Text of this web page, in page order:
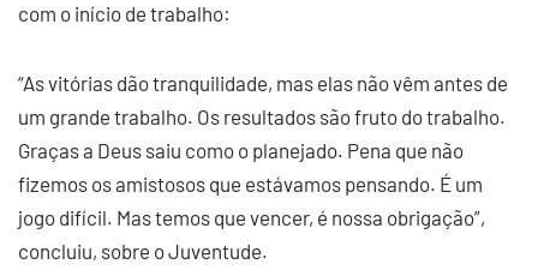
com o início de trabalho:
“As vitórias dão tranquilidade, mas elas não vêm antes de
um grande trabalho. Os resultados são fruto do trabalho.
Graças a Deus saiu como o planejado. Pena que não
fizemos os amistosos que estávamos pensando. É um
jogo difícil. Mas temos que vencer, é nossa obrigação”,
concluiu, sobre o Juventude.